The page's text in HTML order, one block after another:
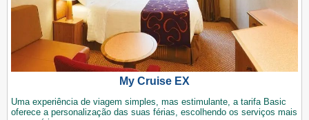
My Cruise EX
Uma experiência de viagem simples, mas estimulante, a tarifa Basic
oferece a personalização das suas férias, escolhendo os serviços mais